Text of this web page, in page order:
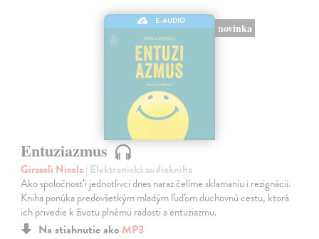
E-AUDIO
novinka
Entuziazmus
Girasoli Nicola| Elektronická audiokniha
Ako spoločnosť i jednotlivci dnes naraz čelíme sklamaniu i rezignácii.
Kniha ponúka predovšetkým mladým ľuďom duchovnú cestu, ktorá
ich privedie k životu plnému radosti a entuziazmu.
Na stiahnutie ako MP3